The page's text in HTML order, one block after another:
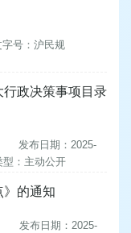
字号：沪民规
政决策事项目录
发布日期：2025-
型：主动公开
》的通知
发布日期：2025-